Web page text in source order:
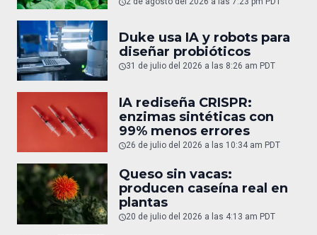
Duke usa IA y robots para
diseñar probióticos
31 de julio del 2026 a las 8:26 am PDT
IA rediseña CRISPR:
enzimas sintéticas con
99% menos errores
26 de julio del 2026 a las 10:34 am PDT
Queso sin vacas:
producen caseína real en
plantas
20 de julio del 2026 a las 4:13 am PDT